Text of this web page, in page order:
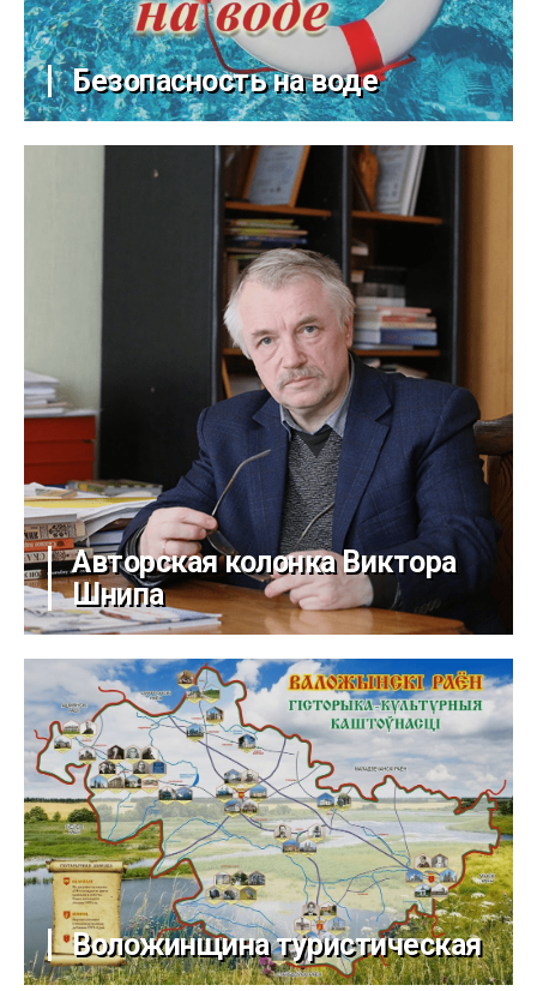
Безопасность на воде
Авторская колонка Виктора
Шнипа
Воложинщина туристическая